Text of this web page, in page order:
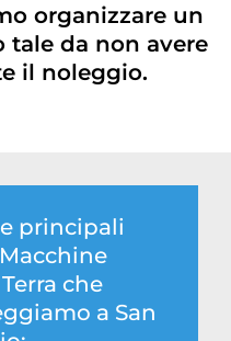
organizzare un
tale da non avere
il noleggio.
principali
che
a San